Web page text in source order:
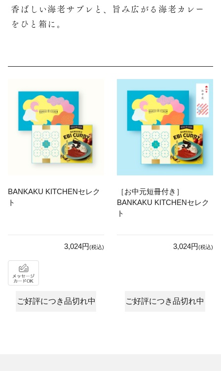
香ばしい海老サブレと、旨み広がる海老カレー
をひと箱に。
BANKAKU KITCHENセレク
ト
3,024円(税込)
ご好評につき品切れ中
［お中元短冊付き］
BANKAKU KITCHENセレク
ト
3,024円(税込)
ご好評につき品切れ中